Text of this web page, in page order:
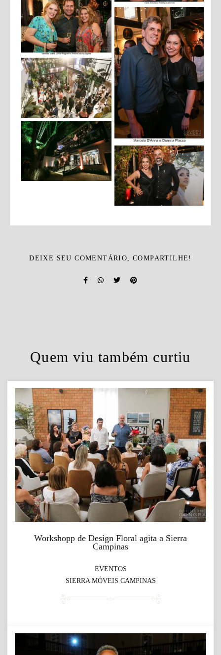
DEIXE SEU COMENTÁRIO, COMPARTILHE!
Quem viu também curtiu
Workshopp de Design Floral agita a Sierra
Campinas
EVENTOS
SIERRA MÓVEIS CAMPINAS